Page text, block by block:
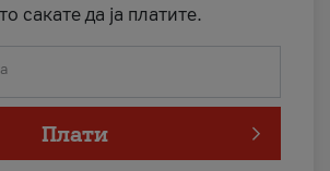
сакате да ја платите.
Плати